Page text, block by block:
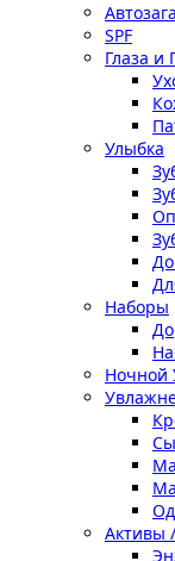
SPF
Глаза и
Улыбка
Наборы
Ночной
Активы